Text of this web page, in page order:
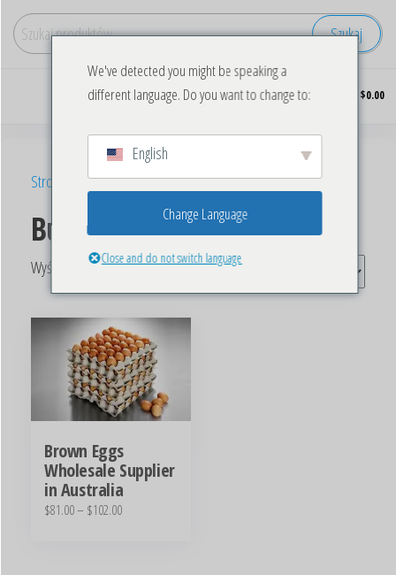
Szukaj
$0.00
Strona główna/ Produkty oznaczone “Buy frozen halal chicken”
Buy frozen halal chicken
Wyświetlanie jednego wyniku
Brown Eggs
Wholesale Supplier
in Australia
$81.00– $102.00
We've detected you might be speaking a
different language. Do you want to change to:
English
Change Language
Close and do not switch language